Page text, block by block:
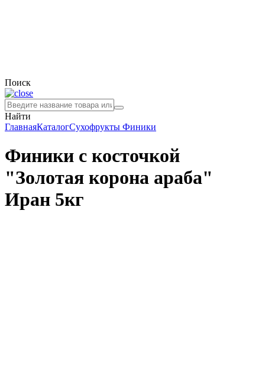
Поиск
Найти
ГлавнаяКаталогСухофрукты Финики
Финики с косточкой
"Золотая корона араба"
Иран 5кг